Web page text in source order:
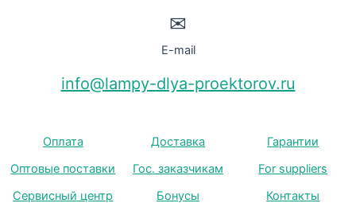
✉
E-mail
info@lampy-dlya-proektorov.ru
Оплата Доставка
Гарантии
Оптовые поставки
Гос. заказчикам
For suppliers
Сервисный центр
Бонусы Контакты